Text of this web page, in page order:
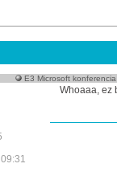
E3 Microsoft
Whoaaa, ez